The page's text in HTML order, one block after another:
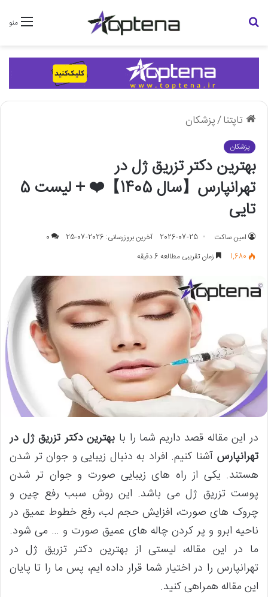
منو
تاپتنا/پزشکان
پزشکان
بهترین دکتر تزریق ژل در
تهرانپارس【سال 1405】❤️ + لیست 5
تایی
امین ساکت 2026-07-25 آخرین بروزرسانی: 2026-07-25
0
1,680
زمان تقریبی مطالعه 6 دقیقه
در این مقاله قصد داریم شما را با بهترین دکتر تزریق ژل در
تهرانپارس آشنا کنیم. افراد به دنبال زیبایی و جوان تر شدن
هستند. یکی از راه های زیبایی صورت و جوان تر شدن
پوست تزریق ژل می باشد. این روش سبب رفع چین و
چروک های صورت، افزایش حجم لب، رفع خطوط عمیق در
ناحیه ابرو و پر کردن چاله های عمیق صورت و … می شود.
ما در این مقاله، لیستی از بهترین دکتر تزریق ژل در
تهرانپارس را در اختیار شما قرار داده ایم، پس ما را تا پایان
این مقاله همراهی کنید.